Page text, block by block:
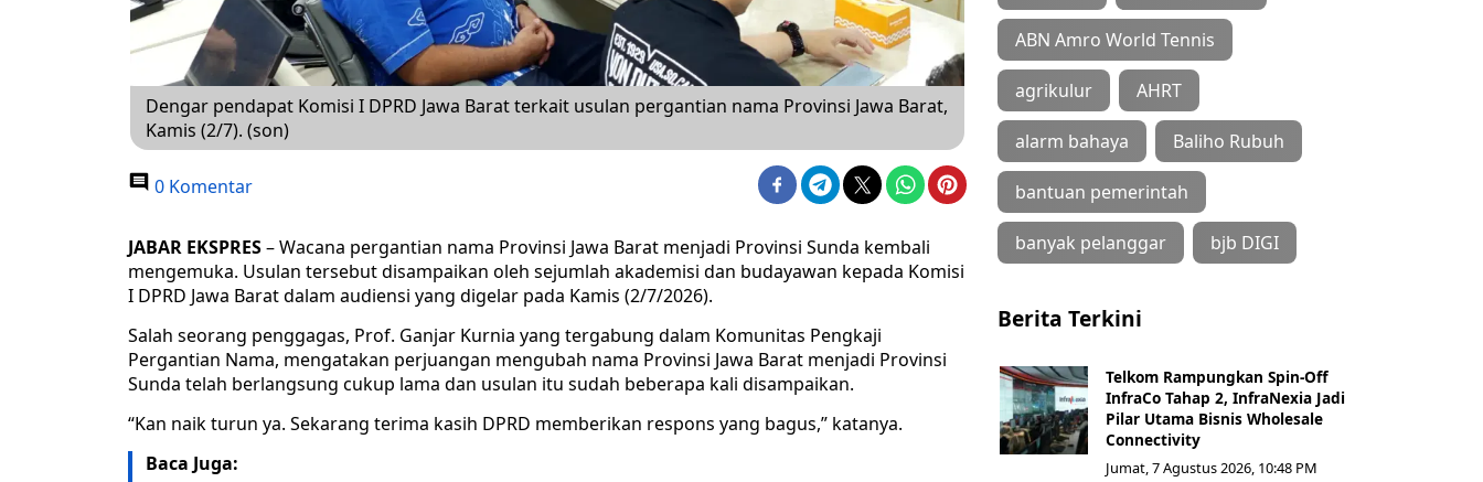
Dengar pendapat Komisi I DPRD Jawa Barat terkait usulan pergantian nama Provinsi Jawa Barat,
Kamis (2/7). (son)
0 Komentar
JABAR EKSPRES– Wacana pergantian nama Provinsi Jawa Barat menjadi Provinsi Sunda kembali
mengemuka. Usulan tersebut disampaikan oleh sejumlah akademisi dan budayawan kepada Komisi
I DPRD Jawa Barat dalam audiensi yang digelar pada Kamis (2/7/2026).
Salah seorang penggagas, Prof. Ganjar Kurnia yang tergabung dalam Komunitas Pengkaji
Pergantian Nama, mengatakan perjuangan mengubah nama Provinsi Jawa Barat menjadi Provinsi
Sunda telah berlangsung cukup lama dan usulan itu sudah beberapa kali disampaikan.
“Kan naik turun ya. Sekarang terima kasih DPRD memberikan respons yang bagus,” katanya.
Baca Juga:
ABN Amro World Tennis
agrikulur AHRT
alarm bahaya Baliho Rubuh
bantuan pemerintah
banyak pelanggar bjb DIGI
Berita Terkini
Telkom Rampungkan Spin-Off
InfraCo Tahap 2, InfraNexia Jadi
Pilar Utama Bisnis Wholesale
Connectivity
Jumat, 7 Agustus 2026, 10:48 PM